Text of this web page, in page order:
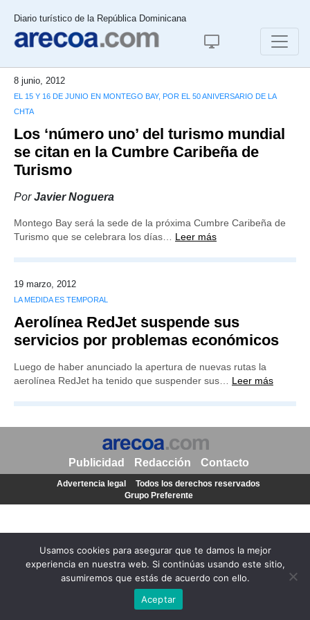
Diario turístico de la República Dominicana
8 junio, 2012
EL 15 Y 16 DE JUNIO EN MONTEGO BAY, POR EL 50 ANIVERSARIO DE LA
CHTA
Los ‘número uno’ del turismo mundial
se citan en la Cumbre Caribeña de
Turismo
PorJavier Noguera
Montego Bay será la sede de la próxima Cumbre Caribeña de
Turismo que se celebrara los días… Leer más
19 marzo, 2012
LA MEDIDA ES TEMPORAL
Aerolínea RedJet suspende sus
servicios por problemas económicos
Luego de haber anunciado la apertura de nuevas rutas la
aerolínea RedJet ha tenido que suspender sus… Leer más
Usamos cookies para asegurar que te damos la mejor
experiencia en nuestra web. Si continúas usando este sitio,
asumiremos que estás de acuerdo con ello.
Aceptar
Publicidad Redacción Contacto
Advertencia legal
Todos los derechos reservados
Grupo Preferente